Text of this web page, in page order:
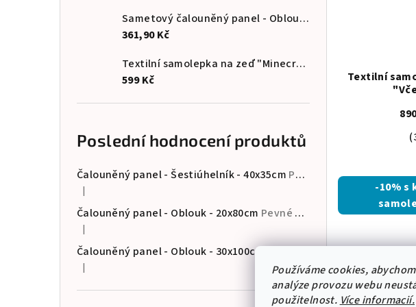
Používáme cookies,
analýze provozu webu
použitelnost. Více informacií.
Sametový čalouněný panel - Oblouk - 20x60cm
361,90 Kč
Textilní samolepka na zeď "Minecraft 2"
599 Kč
Poslední hodnocení produktů
Čalouněný panel - Šestiúhelník - 40x35cm Pevné a odolné • Certifikované materiály • Vyrobeno v EU
Hodnocení produktu je 5 z 5 hvězdiček.
Čalouněný panel - Oblouk - 20x80cm Pevné a odolné • Certifikované materiály • Vyrobeno v EU
Hodnocení produktu je 5 z 5 hvězdiček.
Čalouněný panel - Oblouk - 30x100cm
Hodnocení produktu je 5 z 5 hvězdiček.
Textilní
z
-10% s